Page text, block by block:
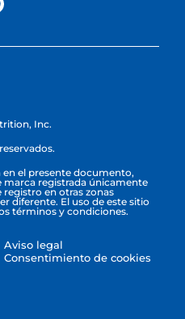
Inc.
en el presente documento,
marca registrada únicamente
registro en otras zonas
diferente. El uso de este sitio
términos y condiciones.
Aviso legal
Consentimiento de cookies